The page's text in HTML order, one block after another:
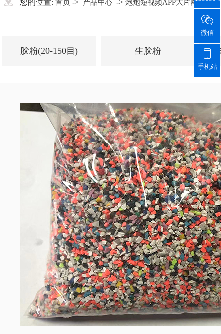
您的位置: 首页 -> 产品中心 -> 炮炮短视频APP大片网站颗粒
胶粉(20-150目) 生胶粉

微信

手机站